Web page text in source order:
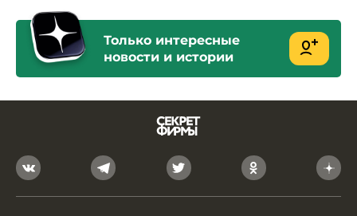
Только интересные
новости и истории